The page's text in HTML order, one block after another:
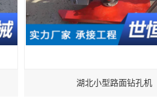
湖北小型路面钻孔机